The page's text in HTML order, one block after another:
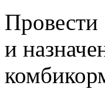
Провести
и